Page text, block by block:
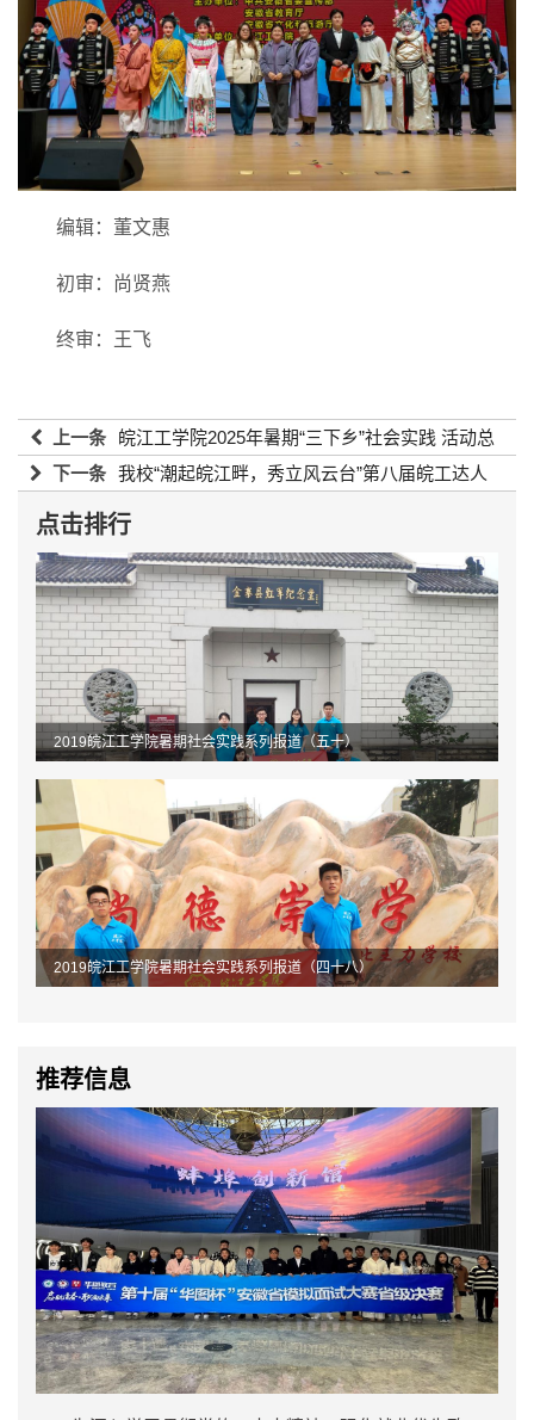
编辑：董文惠
初审：尚贤燕
终审：王飞
上一条
皖江工学院2025年暑期“三下乡”社会实践 活动总
结暨表彰大会圆满举行
2025-12-05 11:30:07
下一条 我校“潮起皖江畔，秀立风云台”第八届皖工达人
秀圆满落幕
点击排行
2019皖江工学院暑期社会实践系列报道（五十）
2019皖江工学院暑期社会实践系列报道（四十八）
推荐信息